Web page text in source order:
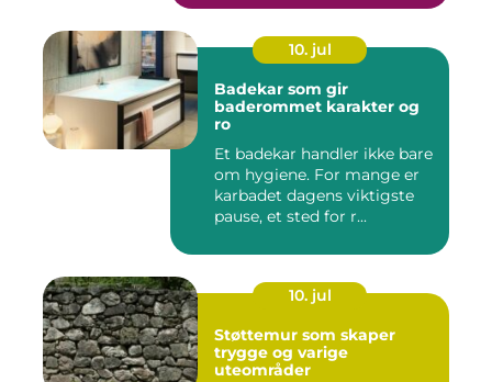
10. jul
Badekar som gir
baderommet karakter og
ro
Et badekar handler ikke bare
om hygiene. For mange er
karbadet dagens viktigste
pause, et sted for r...
10. jul
Støttemur som skaper
trygge og varige
uteområder